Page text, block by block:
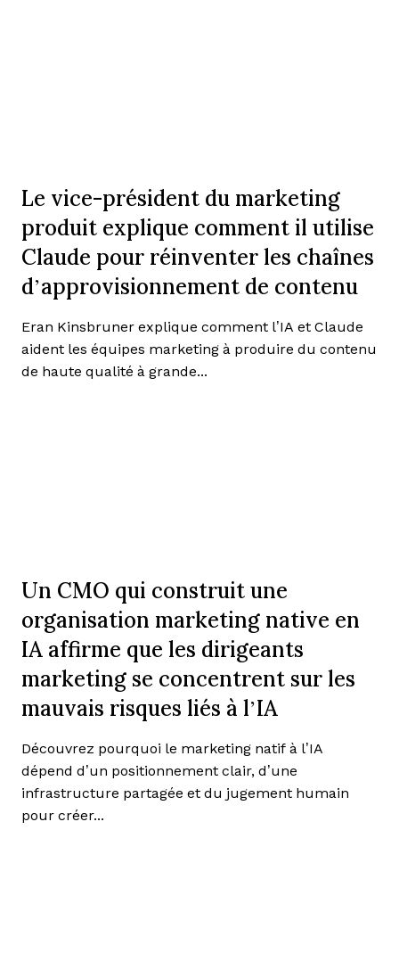
Le vice-président du marketing
produit explique comment il utilise
Claude pour réinventer les chaînes
d’approvisionnement de contenu
Eran Kinsbruner explique comment l’IA et Claude
aident les équipes marketing à produire du contenu
de haute qualité à grande...
Un CMO qui construit une
organisation marketing native en
IA affirme que les dirigeants
marketing se concentrent sur les
mauvais risques liés à l’IA
Découvrez pourquoi le marketing natif à l’IA
dépend d’un positionnement clair, d’une
infrastructure partagée et du jugement humain
pour créer...